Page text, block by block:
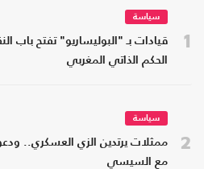
1
سياسة
قيادات بـ "البوليساريو" تفتح باب
الحكم الذاتي المغربي
2
سياسة
ممثلات يرتدين الزي العسكري..
مع السيسي